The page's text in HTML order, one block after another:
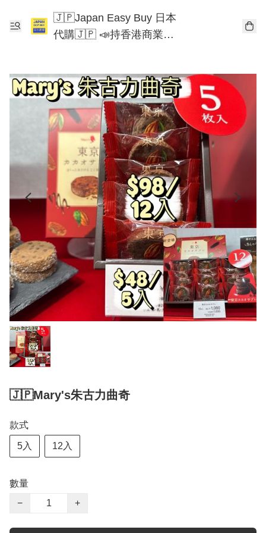
🇯🇵Japan Easy Buy 日本
代購🇯🇵 📣持香港商業登
🇯🇵Mary's朱古力曲奇
款式
5入 12入
數量
−
+